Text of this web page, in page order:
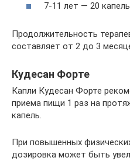
7-11 лет — 20
Продолжительность
составляет от 2 до 3
Кудесан Форте
Капли Кудесан Форте
приема пищи 1 раз на
капель.
При повышенных
дозировка может быть